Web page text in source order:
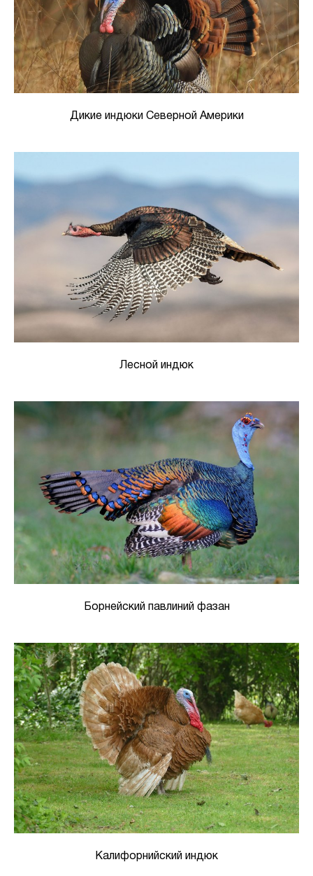
Дикие индюки Северной Америки
Лесной индюк
Борнейский павлиний фазан
Калифорнийский индюк